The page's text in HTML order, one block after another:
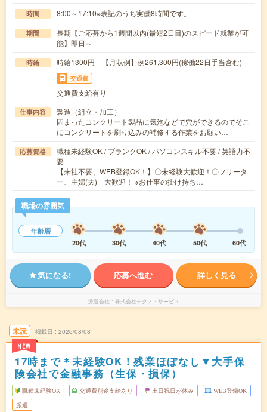
時間 8:00～17:10※表記のうち実働8時間です。
期間
長期【ご応募から1週間以内(最短2日目)のスピード就業が可
能】即日～
時給 時給1300円 【月収例】例261,300円(稼働22日手当含む)
交通費
交通費支給有り
仕事内容
製造（組立・加工）
固まったコンクリート製品に気泡などで穴ができるのでそこ
にコンクリートを刷り込みの補修する作業をお願い…
応募資格
職種未経験OK / ブランクOK / パソコンスキル不要 / 英語力不
要
【来社不要、WEB登録OK！】〇未経験大歓迎！〇フリータ
ー、主婦(夫) 大歓迎！ ※お仕事の掛け持ち…
職場の雰囲気
年齢層
20代
30代 40代 50代 60代
気になる! 応募へ進む 詳しく見る
派遣会社 株式会社テクノ・サービス
未読
NEW
掲載日 2026/08/08
17時まで＊未経験OK！残業ほぼなし▼大手保
険会社で金融事務（生保・損保）
職種未経験OK 交通費別途支給あり 土日祝日が休み WEB登録OK
派遣